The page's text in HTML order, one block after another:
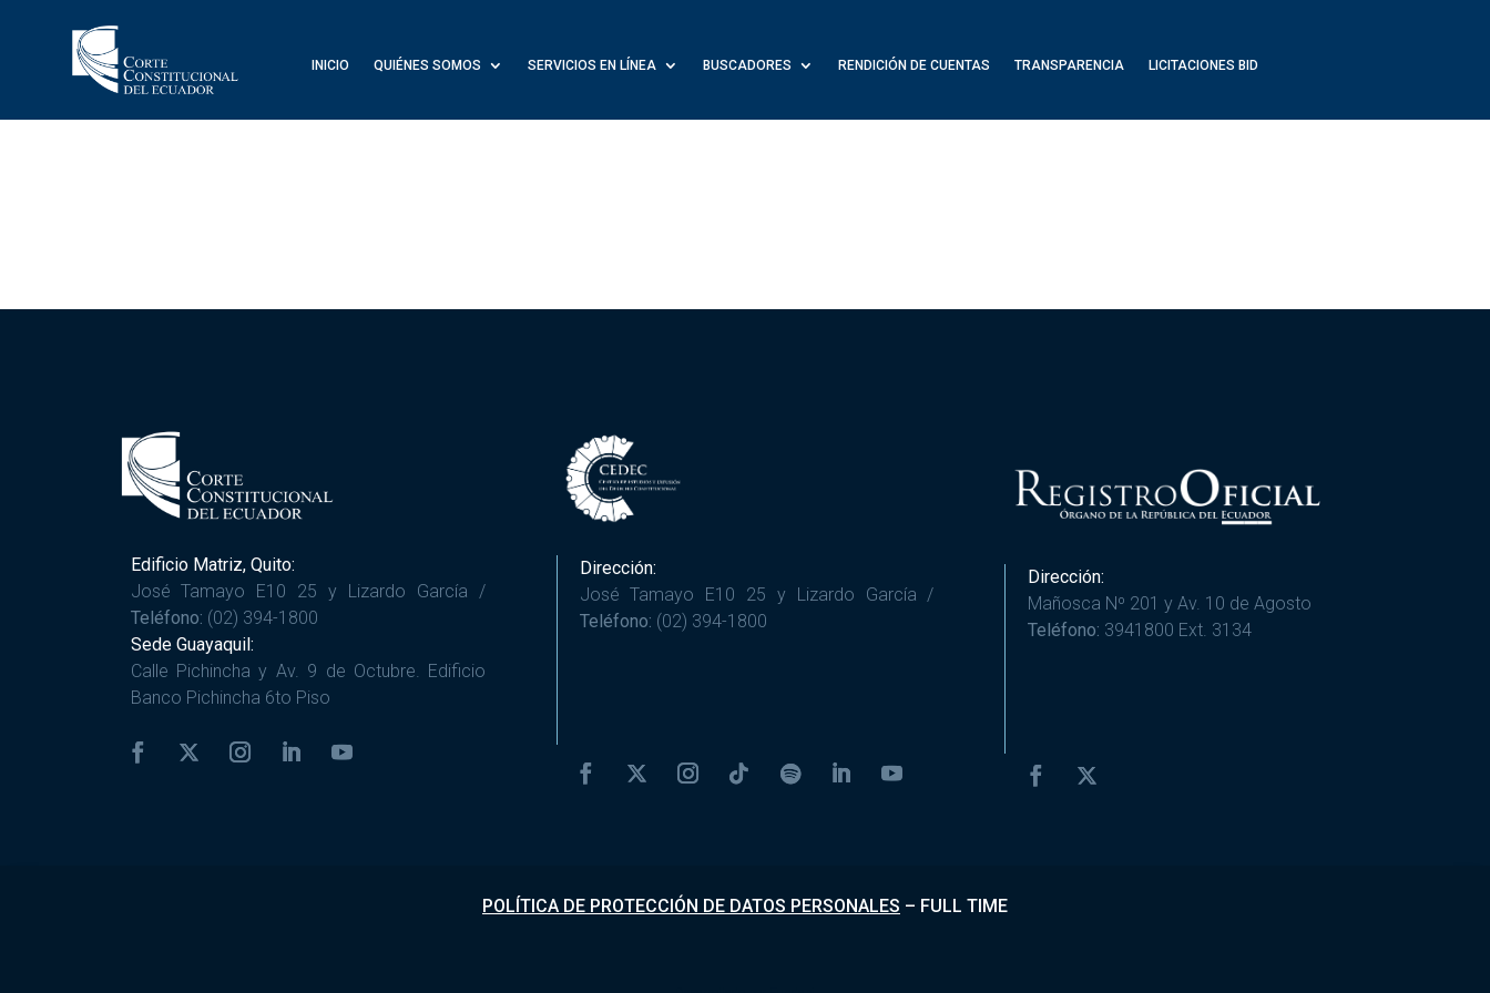
INICIO QUIÉNES SOMOS SERVICIOS EN LÍNEA BUSCADORES RENDICIÓN DE CUENTAS TRANSPARENCIA LICITACIONES BID
Edificio Matriz, Quito:
José Tamayo E10 25 y Lizardo García /
Teléfono: (02) 394-1800
Sede Guayaquil:
Calle Pichincha y Av. 9 de Octubre. Edificio
Banco Pichincha 6to Piso
Dirección:
José Tamayo E10 25 y Lizardo García /
Teléfono: (02) 394-1800
Dirección:
Mañosca Nº 201 y Av. 10 de Agosto
Teléfono: 3941800 Ext. 3134
POLÍTICA DE PROTECCIÓN DE DATOS PERSONALES – FULL TIME